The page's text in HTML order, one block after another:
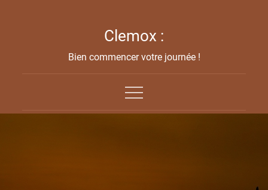
Clemox :
Bien commencer votre journée !